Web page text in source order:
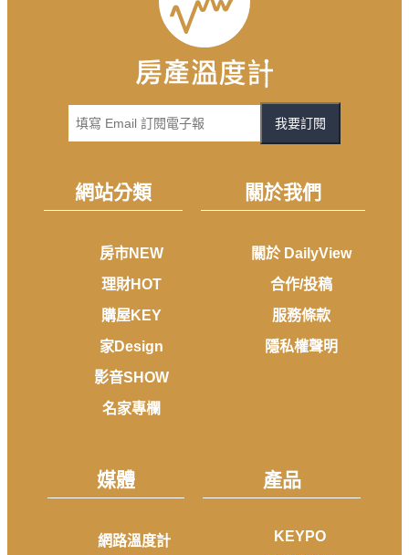
我要訂閱
網站分類
房市NEW
理財HOT
購屋KEY
家Design
影音SHOW
名家專欄
關於我們
關於 DailyView
合作/投稿
服務條款
隱私權聲明
媒體
網路溫度計
產品
KEYPO